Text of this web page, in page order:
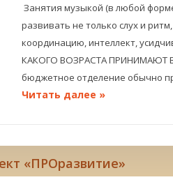
Занятия музыкой (в любой
развивать не только слух и
координацию, интеллект,
КАКОГО ВОЗРАСТА
бюджетное отделение обычно
Читать далее »
«ПРОразвитие»